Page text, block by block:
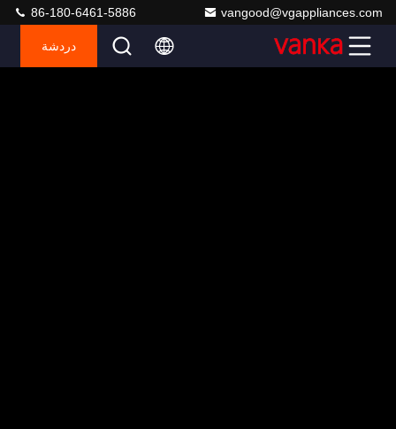
vangood@vgappliances.com
86-180-6461-5886
دردشة